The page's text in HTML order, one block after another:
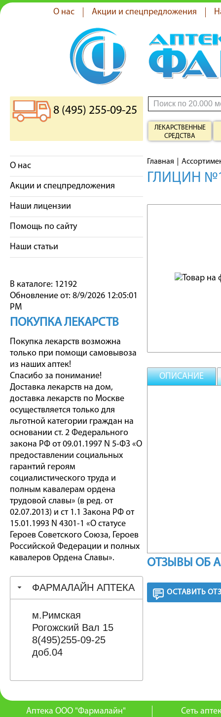
О нас Акции и спецпредложения
8 (495) 255-09-25
ЛЕКАРСТВЕННЫЕ
СРЕДСТВА
О нас
Акции и спецпредложения
Наши лицензии
Помощь по сайту
Наши статьи
В каталоге: 12192
Обновление от: 8/9/2026 12:05:01
PM
ПОКУПКА ЛЕКАРСТВ
Покупка лекарств возможна
только при помощи самовывоза
из наших аптек!
Спасибо за понимание!
Доставка лекарств на дом,
доставка лекарств по Москве
осуществляется только для
льготной категории граждан на
основании ст. 2 Федерального
закона РФ от 09.01.1997 N 5-ФЗ «О
предоставлении социальных
гарантий героям
социалистического труда и
полным кавалерам ордена
трудовой славы» (в ред. от
02.07.2013) и ст 1.1 Закона РФ от
15.01.1993 N 4301-1 «О статусе
Героев Советского Союза, Героев
Российской Федерации и полных
кавалеров Ордена Славы».
ФАРМАЛАЙН АПТЕКА
м.Римская
Рогожский Вал 15
8(495)255-09-25
доб.04
Главная
ГЛИЦИН
ОПИСАНИЕ
ОТЗЫВЫ ОБ
ОСТАВИТЬ
Аптека ООО "Фармалайн"
Сеть